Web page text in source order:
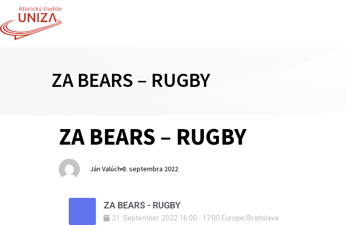
ZA BEARS – RUGBY
IN:
ZA BEARS – RUGBY
Ján Valúch
on:
8. septembra 2022
ZA BEARS - RUGBY
21 September. 2022 16:00 - 17:00 Europe/Bratislava